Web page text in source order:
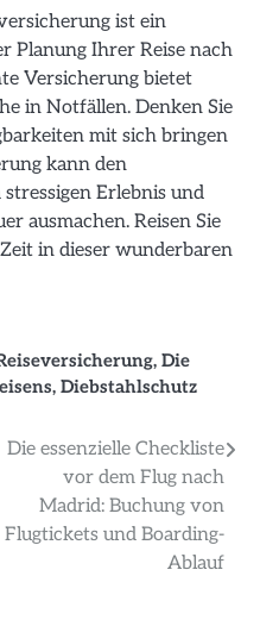
ist ein
Planung Ihrer Reise nach
Versicherung bietet
in Notfällen. Denken Sie
mit sich bringen
kann den
Erlebnis und
ausmachen. Reisen Sie
in dieser wunderbaren
, Die
, Diebstahlschutz
Die essenzielle Checkliste
vor dem Flug nach
Madrid: Buchung von
Flugtickets und Boarding-
Ablauf